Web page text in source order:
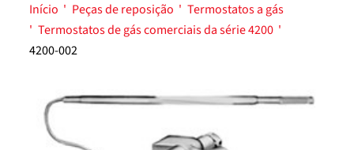
Início ' Peças de reposição ' Termostatos a gás
' Termostatos de gás comerciais da série 4200 '
4200-002